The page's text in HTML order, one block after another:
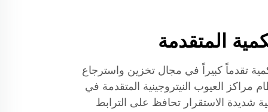
المتقدمة
تقدماً كبيراً في مجال تخزين واسترجاع
مراكز العيوب النيتروجينية المتقدمة في
شديدة الاستقرار تحافظ على الترابط